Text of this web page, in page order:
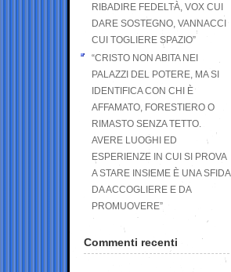
RIBADIRE FEDELTÀ, VOX CUI
DARE SOSTEGNO, VANNACCI
CUI TOGLIERE SPAZIO”
“CRISTO NON ABITA NEI
PALAZZI DEL POTERE, MA SI
IDENTIFICA CON CHI È
AFFAMATO, FORESTIERO O
RIMASTO SENZA TETTO.
AVERE LUOGHI ED
ESPERIENZE IN CUI SI PROVA
A STARE INSIEME È UNA SFIDA
DA ACCOGLIERE E DA
PROMUOVERE”
Commenti recenti